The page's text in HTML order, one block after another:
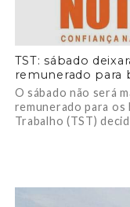
TST: sábado
remunerado para
O sábado não será
remunerado para os
Trabalho (TST)